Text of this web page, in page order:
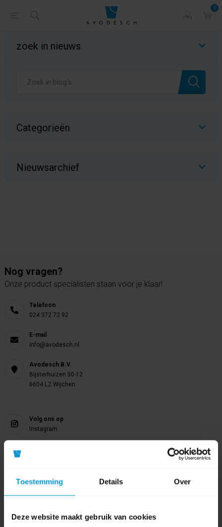
Toestemming Details Over
Deze website maakt gebruik van cookies
0
zoek in nieuws
Categorieën
Nieuwsarchief
Kliks: duurzaam doseren,
Kliks: duurzaam doseren, professioneel presteren
Nog vragen?
Onze product specialisten staan voor je klaar!
Telefoon
024 372 72 92
E-mail
info@avodesch.nl
Avodesch B.V.
Bijsterhuizen 50-12
6604 LZ Wijchen
Volg ons op
Instagram
Volg ons op